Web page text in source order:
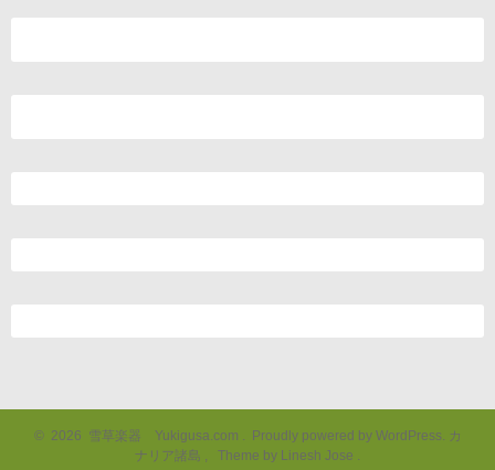
© 2026 雪草楽器 Yukigusa.com . Proudly powered by WordPress. カ
ナリア諸島 , Theme by Linesh Jose .